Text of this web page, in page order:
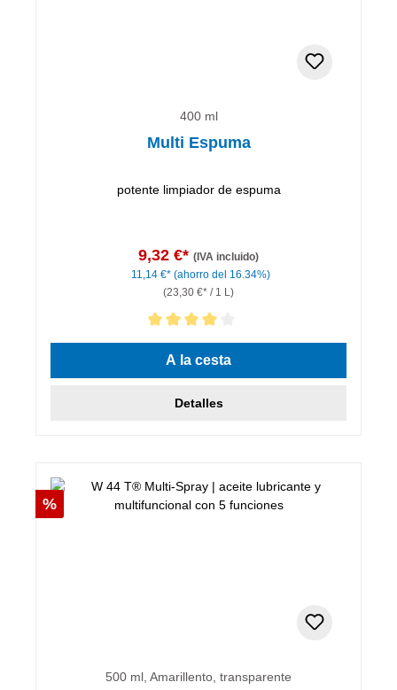
400 ml
Multi Espuma
potente limpiador de espuma
9,32 €* (IVA incluido)
11,14 €* (ahorro del 16.34%)
(23,30 €* / 1 L)
Calificación promedio de 4 de 5 estrellas
A la cesta
Detalles
Descuento
%
500 ml, Amarillento, transparente